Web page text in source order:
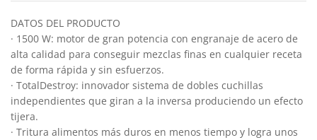
DATOS DEL PRODUCTO
· 1500 W: motor de gran potencia con engranaje de acero de
alta calidad para conseguir mezclas finas en cualquier receta
de forma rápida y sin esfuerzos.
· TotalDestroy: innovador sistema de dobles cuchillas
independientes que giran a la inversa produciendo un efecto
tijera.
· Tritura alimentos más duros en menos tiempo y logra unos